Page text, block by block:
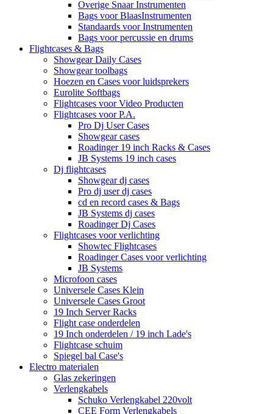
Overige Snaar Instrumenten
Bags voor BlaasInstrumenten
Standaards voor Instrumenten
Bags voor percussie en drums
Flightcases & Bags
Showgear Daily Cases
Showgear toolbags
Hoezen en Cases voor luidsprekers
Eurolite Softbags
Flightcases voor Video Producten
Flightcases voor P.A.
Pro Dj User Cases
Showgear cases
Roadinger 19 inch Racks & Cases
JB Systems 19 inch cases
Dj flightcases
Showgear dj cases
Pro dj user dj cases
cd en record cases & Bags
JB Systems dj cases
Roadinger Dj Cases
Flightcases voor verlichting
Showtec Flightcases
Roadinger Cases voor verlichting
JB Systems
Microfoon cases
Universele Cases Klein
Universele Cases Groot
19 Inch Server Racks
Flight case onderdelen
19 Inch onderdelen / 19 inch Lade's
Flightcase schuim
Spiegel bal Case's
Electro materialen
Glas zekeringen
Verlengkabels
Schuko Verlengkabel 220volt
CEE Form Verlengkabels